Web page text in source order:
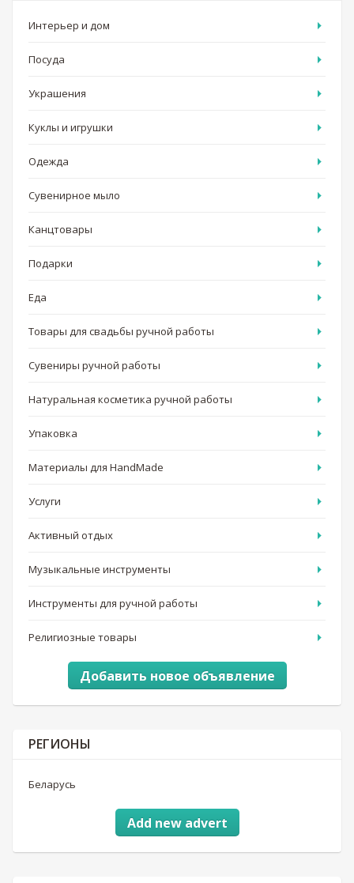
Интерьер и дом
Посуда
Украшения
Куклы и игрушки
Одежда
Сувенирное мыло
Канцтовары
Подарки
Еда
Товары для свадьбы ручной работы
Сувениры ручной работы
Натуральная косметика ручной работы
Упаковка
Материалы для HandMade
Услуги
Активный отдых
Музыкальные инструменты
Инструменты для ручной работы
Религиозные товары
Добавить новое объявление
РЕГИОНЫ
Беларусь
Add new advert